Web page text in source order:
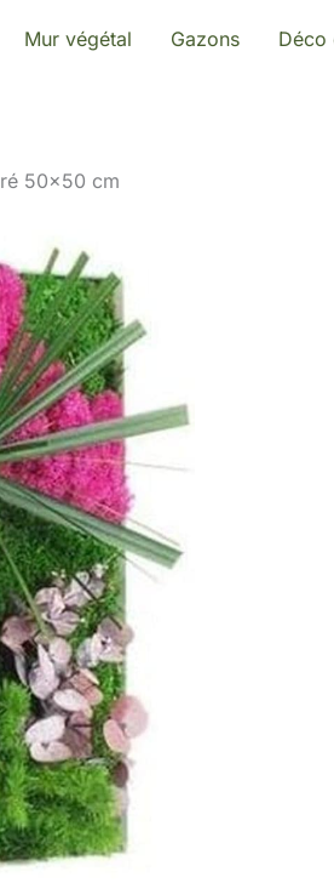
Mur végétal Gazons Déco
50×50 cm